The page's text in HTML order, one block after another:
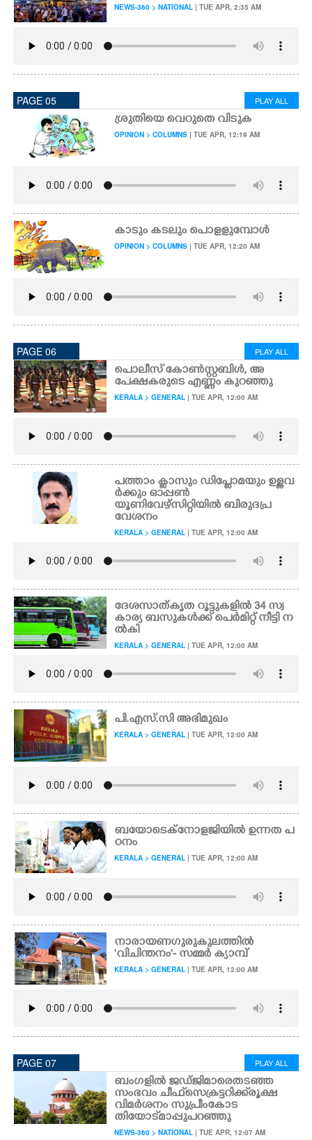
NEWS-360 > NATIONAL | TUE APR, 2:35 AM
PAGE 05 PLAY ALL
ശ്രുതിയെ വെറുതെ വിടുക
OPINION > COLUMNS | TUE APR, 12:19 AM
കാടും കടലും പൊളളുമ്പോൾ
OPINION > COLUMNS | TUE APR, 12:20 AM
PAGE 06 PLAY ALL
പൊലീസ് കോൺസ്റ്റബിൾ, അ
പേക്ഷകരുടെ എണ്ണം കുറഞ്ഞു
KERALA > GENERAL | TUE APR, 12:00 AM
പത്താം ക്ലാസും ഡിപ്ലോമയും ഉള്ളവ
ർക്കും ഓപ്പൺ
യൂണിവേഴ്സിറ്റിയിൽ ബിരുദപ്ര
വേശനം
KERALA > GENERAL | TUE APR, 12:00 AM
ദേശസാത്കൃത റൂട്ടുകളിൽ 34 സ്വ
കാര്യ ബസുകൾക്ക് പെർമിറ്റ് നീട്ടി ന
ൽകി
KERALA > GENERAL | TUE APR, 12:00 AM
പി.എസ്.സി അഭിമുഖം
KERALA > GENERAL | TUE APR, 12:00 AM
ബയോടെക്നോളജിയിൽ ഉന്നത പ
ഠനം
KERALA > GENERAL | TUE APR, 12:00 AM
നാരായണഗുരുകുലത്തിൽ
"വിചിന്തനം"- സമ്മർ ക്യാമ്പ്
KERALA > GENERAL | TUE APR, 12:00 AM
PAGE 07 PLAY ALL
ബംഗളിൽ ജഡ്ജിമാരെ തടഞ്ഞ
സംഭവം ചീഫ് സെക്രട്ടറിക്ക് രൂക്ഷ
വിമർശനം സുപ്രീംകോട
തിയോട് മാപ്പുപറഞ്ഞു
NEWS-360 > NATIONAL | TUE APR, 12:07 AM